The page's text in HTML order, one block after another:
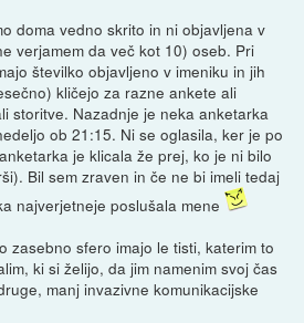
doma vedno skrito in ni objavljena v
verjamem da več kot 10) oseb. Pri
številko objavljeno v imeniku in jih
kličejo za razne ankete ali
storitve. Nazadnje je neka anketarka
ob 21:15. Ni se oglasila, ker je po
je klicala že prej, ko je ni bilo
Bil sem zraven in če ne bi imeli tedaj
najverjetneje poslušala mene
zasebno sfero imajo le tisti, katerim to
ki si želijo, da jim namenim svoj čas
manj invazivne komunikacijske